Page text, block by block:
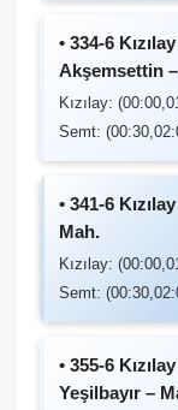
• 334-6
Akşemsettin
Kızılay:
Semt:
• 341-6
Mah.
Kızılay:
Semt:
• 355-6
Yeşilbayır –